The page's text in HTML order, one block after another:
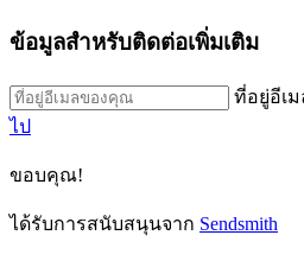
ข้อมูลสำหรับติดต่อเพิ่มเติม
ที่อยู่อีเ
ไป
ขอบคุณ!
ได้รับการสนับสนุนจาก Sendsmith